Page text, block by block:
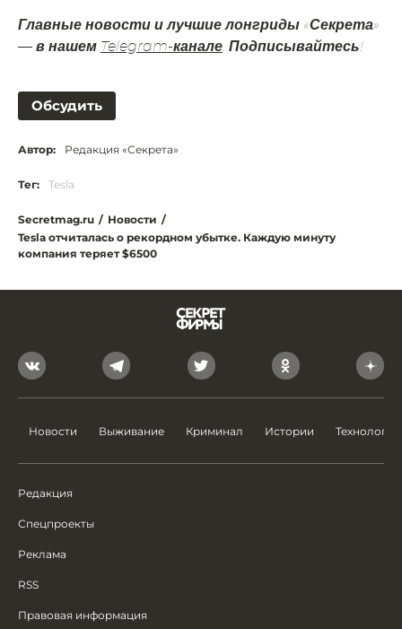
Главные новости и лучшие лонгриды «Секрета»
— в нашем Telegram-канале . Подписывайтесь!
Обсудить
Автор: Редакция «Секрета»
Тег: Tesla
Secretmag.ru / Новости /
Tesla отчиталась о рекордном убытке. Каждую минуту
компания теряет $6500
Новости Выживание Криминал Истории Технологии
Редакция
Спецпроекты
Реклама
RSS
Правовая информация